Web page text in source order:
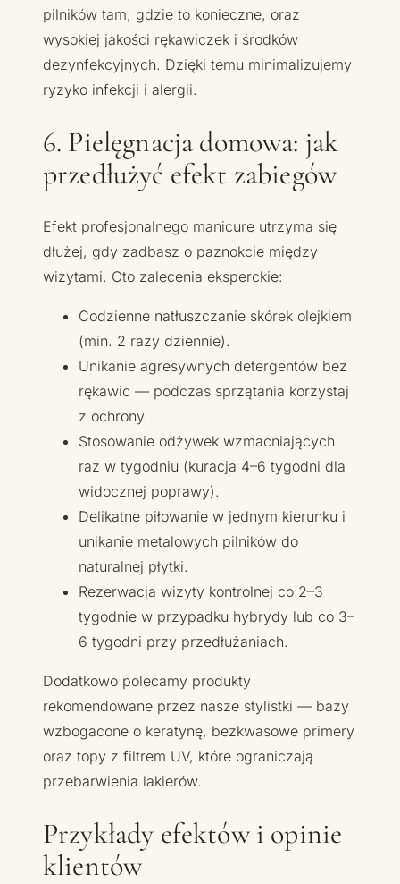
pilników tam, gdzie to konieczne, oraz
wysokiej jakości rękawiczek i środków
dezynfekcyjnych. Dzięki temu minimalizujemy
ryzyko infekcji i alergii.
6. Pielęgnacja domowa: jak
przedłużyć efekt zabiegów
Efekt profesjonalnego manicure utrzyma się
dłużej, gdy zadbasz o paznokcie między
wizytami. Oto zalecenia eksperckie:
Codzienne natłuszczanie skórek olejkiem
(min. 2 razy dziennie).
Unikanie agresywnych detergentów bez
rękawic — podczas sprzątania korzystaj
z ochrony.
Stosowanie odżywek wzmacniających
raz w tygodniu (kuracja 4–6 tygodni dla
widocznej poprawy).
Delikatne piłowanie w jednym kierunku i
unikanie metalowych pilników do
naturalnej płytki.
Rezerwacja wizyty kontrolnej co 2–3
tygodnie w przypadku hybrydy lub co 3–
6 tygodni przy przedłużaniach.
Dodatkowo polecamy produkty
rekomendowane przez nasze stylistki — bazy
wzbogacone o keratynę, bezkwasowe primery
oraz topy z filtrem UV, które ograniczają
przebarwienia lakierów.
Przykłady efektów i opinie
klientów